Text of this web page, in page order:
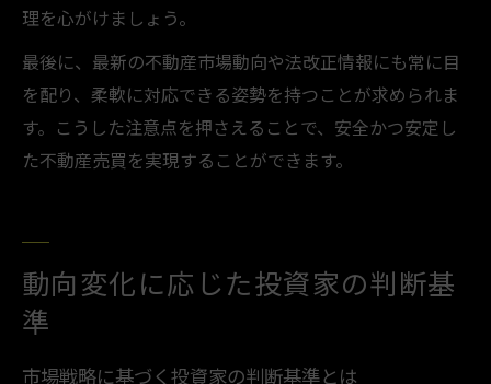
理を心がけましょう。
最後に、最新の不動産市場動向や法改正情報にも常に目
を配り、柔軟に対応できる姿勢を持つことが求められま
す。こうした注意点を押さえることで、安全かつ安定し
た不動産売買を実現することができます。
動向変化に応じた投資家の判断基
準
市場戦略に基づく投資家の判断基準とは